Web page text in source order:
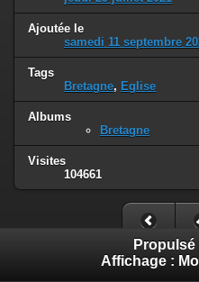
Ajoutée le
samedi 11 septembre
Tags
Bretagne, Eglise
Albums
Bretagne
Visites
104661
Propulsé
Affichage :